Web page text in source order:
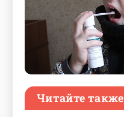
Читайте также